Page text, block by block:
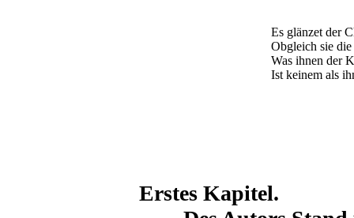
Es glänzet der
Obgleich sie
Was ihnen der
Ist keinem als
Erstes Kapitel.